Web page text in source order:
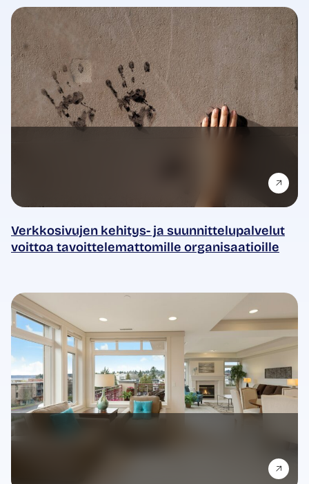
Verkkosivujen kehitys- ja suunnittelupalvelut
voittoa tavoittelemattomille organisaatioille